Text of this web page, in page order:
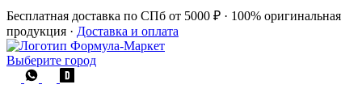
Бесплатная доставка по СПб от 5000 ₽ · 100% оригинальная
продукция · Доставка и оплата
Выберите город